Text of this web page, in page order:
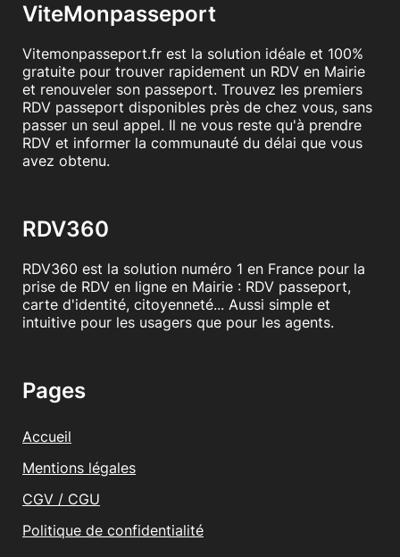
ViteMonpasseport
Vitemonpasseport.fr est la solution idéale et 100%
gratuite pour trouver rapidement un RDV en Mairie
et renouveler son passeport. Trouvez les premiers
RDV passeport disponibles près de chez vous, sans
passer un seul appel. Il ne vous reste qu'à prendre
RDV et informer la communauté du délai que vous
avez obtenu.
RDV360
RDV360 est la solution numéro 1 en France pour la
prise de RDV en ligne en Mairie : RDV passeport,
carte d'identité, citoyenneté... Aussi simple et
intuitive pour les usagers que pour les agents.
Pages
Accueil
Mentions légales
CGV / CGU
Politique de confidentialité